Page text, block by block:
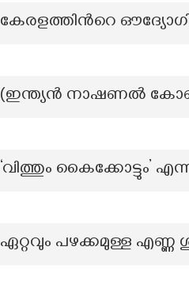
കേരളത്തിന്‍റെ
(ഇന്ത്യന്‍ നാഷണല്‍
‘വിത്തും കൈക്കോട്ടും’
ഏറ്റവും പഴക്കമുള്ള